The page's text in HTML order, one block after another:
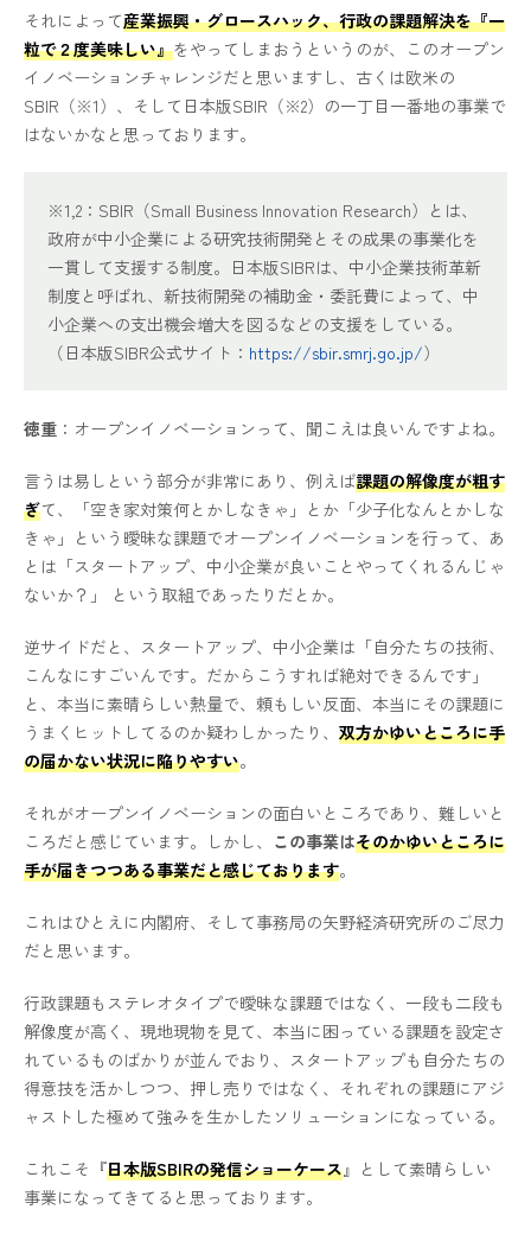
それによって産業振興・グロースハック、行政の課題解決を『一
粒で２度美味しい』をやってしまおうというのが、このオープン
イノベーションチャレンジだと思いますし、古くは欧米の
SBIR（※1）、そして日本版SBIR（※2）の一丁目一番地の事業で
はないかなと思っております。
※1,2：SBIR（Small Business Innovation Research）とは、
政府が中小企業による研究技術開発とその成果の事業化を
一貫して支援する制度。日本版SIBRは、中小企業技術革新
制度と呼ばれ、新技術開発の補助金・委託費によって、中
小企業への支出機会増大を図るなどの支援をしている。
（日本版SIBR公式サイト： https://sbir.smrj.go.jp/）
徳重 ：オープンイノベーションって、聞こえは良いんですよね。
言うは易しという部分が非常にあり、例えば課題の解像度が粗す
ぎて、「空き家対策何とかしなきゃ」とか「少子化なんとかしな
きゃ」という曖昧な課題でオープンイノベーションを行って、あ
とは「スタートアップ、中小企業が良いことやってくれるんじゃ
ないか？」 という取組であったりだとか。
逆サイドだと、スタートアップ、中小企業は「自分たちの技術、
こんなにすごいんです。だからこうすれば絶対できるんです」
と、本当に素晴らしい熱量で、頼もしい反面、本当にその課題に
うまくヒットしてるのか疑わしかったり、 双方かゆいところに手
の届かない状況に陥りやすい。
それがオープンイノベーションの面白いところであり、難しいと
ころだと感じています。しかし、 この事業はそのかゆいところに
手が届きつつある事業だと感じております。
これはひとえに内閣府、そして事務局の矢野経済研究所のご尽力
だと思います。
行政課題もステレオタイプで曖昧な課題ではなく、一段も二段も
解像度が高く、現地現物を見て、本当に困っている課題を設定さ
れているものばかりが並んでおり、スタートアップも自分たちの
得意技を活かしつつ、押し売りではなく、それぞれの課題にアジ
ャストした極めて強みを生かしたソリューションになっている。
これこそ『日本版SBIRの発信ショーケース』として素晴らしい
事業になってきてると思っております。